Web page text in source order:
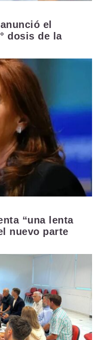
el
dosis de la
“una lenta
nuevo parte